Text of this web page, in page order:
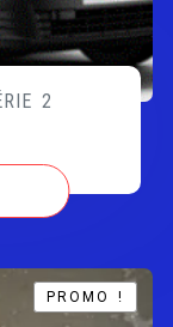
2
PROMO !
PROMO !